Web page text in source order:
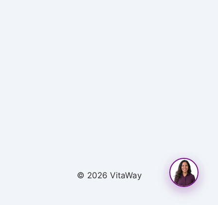
© 2026 VitaWay